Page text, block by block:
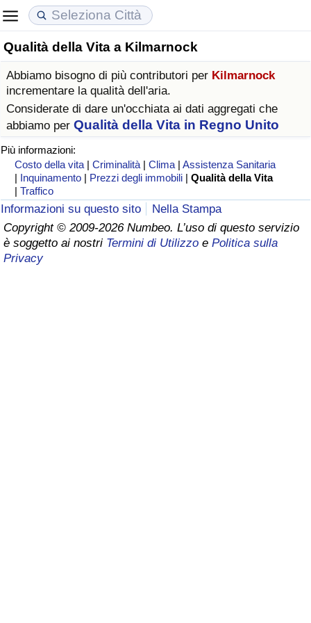
Qualità della Vita a Kilmarnock
Abbiamo bisogno di più contributori per Kilmarnock
incrementare la qualità dell'aria.
Considerate di dare un'occhiata ai dati aggregati che
abbiamo per Qualità della Vita in Regno Unito
Più informazioni:
Costo della vita |Criminalità |Clima |Assistenza Sanitaria
| Inquinamento | Prezzi degli immobili |Qualità della Vita
|Traffico
Informazioni su questo sito
Nella Stampa
Copyright © 2009-2026 Numbeo. L’uso di questo servizio
è soggetto ai nostri Termini di Utilizzo e Politica sulla
Privacy
Costo della vita
Indice Del Costo Della Vita (corrente)
Indice Del Costo Della Vita
Indice del Costo della Vita per Nazione
ad Aqaba
Prezzi degli immobili
Indice del Prezzo delle Case (Corrente)
Indice del Prezzo delle Case
Indice del Prezzo delle Case per Nazione
Qualità della Vita
Indice della Qualità della Vita
Indice della Qualità della Vita (Corrente)
Indice della qualità della vita per Paese
Criminalità
Indice del Tasso di Criminalità (Corrente)
Indice della Criminalità